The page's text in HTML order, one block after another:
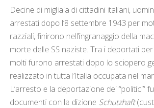
Decine di migliaia di cittadini italiani,
arrestati dopo l’8 settembre 1943 per
razziali, finirono nell’ingranaggio della
morte delle SS naziste. Tra i deportati
molti furono arrestati dopo lo sciopero
realizzato in tutta l’Italia occupata nel
L’arresto e la deportazione dei “politici”
documenti con la dizione Schutzhaft